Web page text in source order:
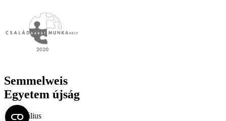
Semmelweis
Egyetem újság
július